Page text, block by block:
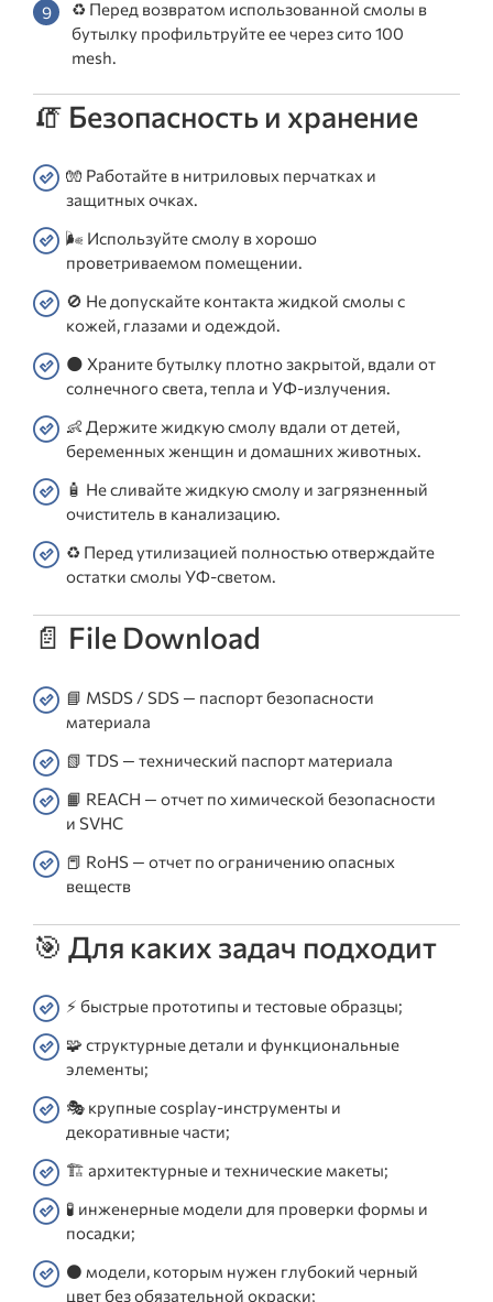
♻️ Перед возвратом использованной смолы в
бутылку профильтруйте ее через сито 100
mesh.
🧯 Безопасность и хранение
🧤 Работайте в нитриловых перчатках и
защитных очках.
🌬️ Используйте смолу в хорошо
проветриваемом помещении.
🚫 Не допускайте контакта жидкой смолы с
кожей, глазами и одеждой.
🌑 Храните бутылку плотно закрытой, вдали от
солнечного света, тепла и УФ-излучения.
👶 Держите жидкую смолу вдали от детей,
беременных женщин и домашних животных.
🧴 Не сливайте жидкую смолу и загрязненный
очиститель в канализацию.
♻️ Перед утилизацией полностью отверждайте
остатки смолы УФ-светом.
📄 File Download
📘 MSDS / SDS — паспорт безопасности
материала
📗 TDS — технический паспорт материала
📙 REACH — отчет по химической безопасности
и SVHC
📕 RoHS — отчет по ограничению опасных
веществ
🎯 Для каких задач подходит
⚡ быстрые прототипы и тестовые образцы;
🧩 структурные детали и функциональные
элементы;
🎭 крупные cosplay-инструменты и
декоративные части;
🏗️ архитектурные и технические макеты;
🧪 инженерные модели для проверки формы и
посадки;
⚫ модели, которым нужен глубокий черный
цвет без обязательной окраски;